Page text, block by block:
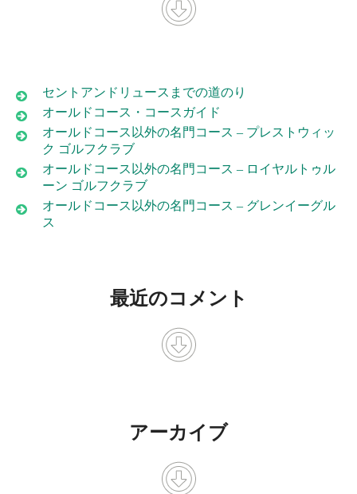
セントアンドリュースまでの道のり
オールドコース・コースガイド
オールドコース以外の名門コース – プレストウィッ
ク ゴルフクラブ
オールドコース以外の名門コース – ロイヤルトゥル
ーン ゴルフクラブ
オールドコース以外の名門コース – グレンイーグル
ス
最近のコメント
アーカイブ